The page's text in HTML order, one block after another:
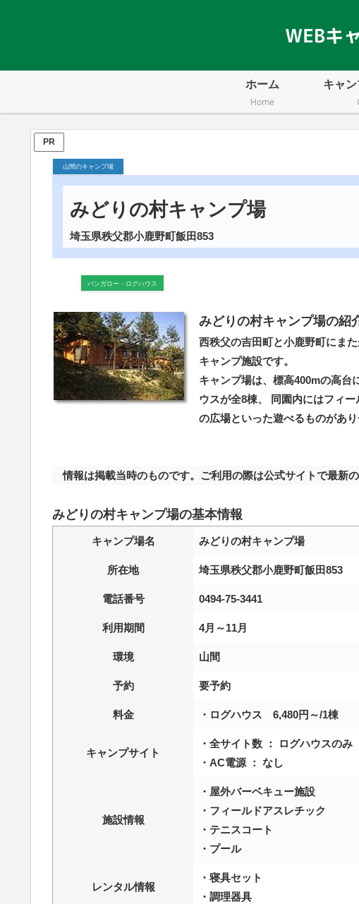
ホーム
Home
キャ
PR
山間のキャンプ場
みどりの村キャンプ場
埼玉県秩父郡小鹿野町飯田853
バンガロー・ログハウス
みどりの村キャンプ場の紹
西秩父の吉田町と小鹿野町にま
キャンプ施設です。
キャンプ場は、標高400mの高台
ウスが全8棟、 同園内にはフィ
の広場といった遊べるものがあり
情報は掲載当時のものです。ご利用の際は公式サイトで最新の
みどりの村キャンプ場の基本情報
キャンプ場名 みどりの村キャンプ場
所在地 埼玉県秩父郡小鹿野町飯田853
電話番号 0494-75-3441
利用期間 4月～11月
環境 山間
予約 要予約
料金 ・ログハウス 6,480円～/1棟
キャンプサイト
・全サイト数 ： ログハウスのみ
・AC電源 ： なし
施設情報
・屋外バーベキュー施設
・フィールドアスレチック
・テニスコート
・プール
レンタル情報
・寝具セット
・調理器具